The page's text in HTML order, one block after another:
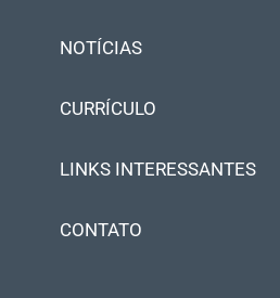
NOTÍCIAS
CURRÍCULO
LINKS INTERESSANTES
CONTATO